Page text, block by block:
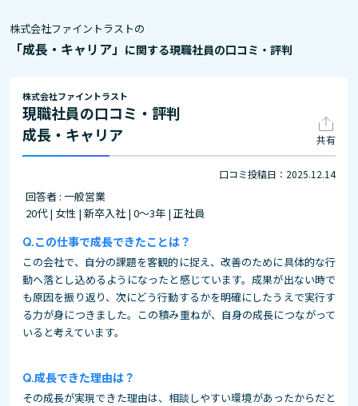
株式会社ファイントラストの
「成長・キャリア」 に関する現職社員の口コミ・評判
株式会社ファイントラスト
現職社員の口コミ・評判
成長・キャリア
共有
口コミ投稿日：2025.12.14
回答者 : 一般営業
20代 | 女性 | 新卒入社 | 0～3年 | 正社員
この仕事で成長できたことは？
この会社で、自分の課題を客観的に捉え、改善のために具体的な行
動へ落とし込めるようになったと感じています。成果が出ない時で
も原因を振り返り、次にどう行動するかを明確にしたうえで実行す
る力が身につきました。この積み重ねが、自身の成長につながって
いると考えています。
成長できた理由は？
その成長が実現できた理由は、相談しやすい環境があったからだと